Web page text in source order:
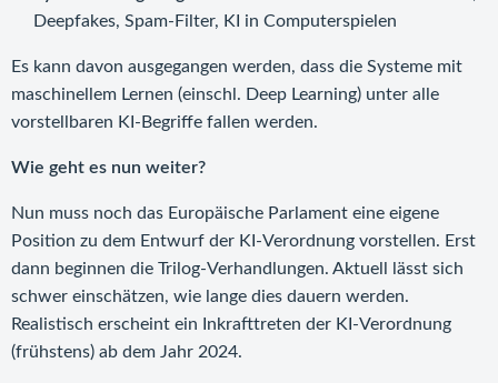
Deepfakes, Spam-Filter, KI in Computerspielen
Es kann davon ausgegangen werden, dass die Systeme mit
maschinellem Lernen (einschl. Deep Learning) unter alle
vorstellbaren KI-Begriffe fallen werden.
Wie geht es nun weiter?
Nun muss noch das Europäische Parlament eine eigene
Position zu dem Entwurf der KI-Verordnung vorstellen. Erst
dann beginnen die Trilog-Verhandlungen. Aktuell lässt sich
schwer einschätzen, wie lange dies dauern werden.
Realistisch erscheint ein Inkrafttreten der KI-Verordnung
(frühstens) ab dem Jahr 2024.